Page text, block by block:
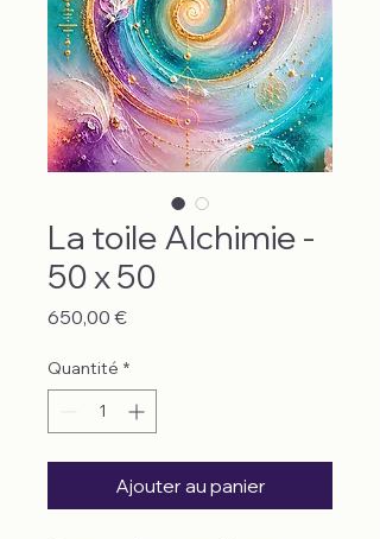
La toile Alchimie -
50 x 50
650,00 €Prix
Quantité *
Ajouter au panier